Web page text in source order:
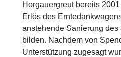
Horgauergreut bereits
Erlös des
anstehende Sanierung des
bilden. Nachdem von
Unterstützung zugesagt